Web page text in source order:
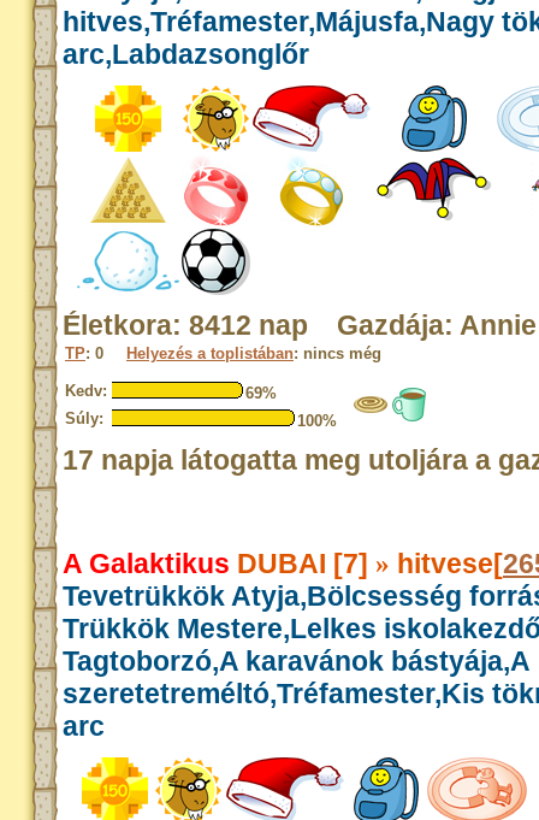
hitves,Tréfamester,Májusfa,Nagy
arc,Labdazsonglőr
Életkora: 8412 nap Gazdája: Annie
TP: 0 Helyezés a toplistában: nincs még
Kedv:
69%
Súly:
100%
17 napja látogatta meg utoljára a
A Galaktikus DUBAI [7] » hitvese[
Tevetrükkök Atyja,Bölcsesség
Trükkök Mestere,Lelkes
Tagtoborzó,A karavánok bástyája,A
szeretetreméltó,Tréfamester,Kis
arc